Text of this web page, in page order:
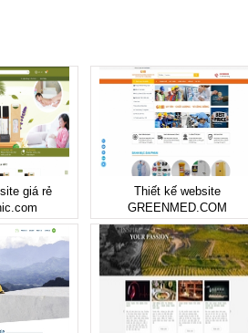
giá rẻ
Thiết kế website
GREENMED.COM